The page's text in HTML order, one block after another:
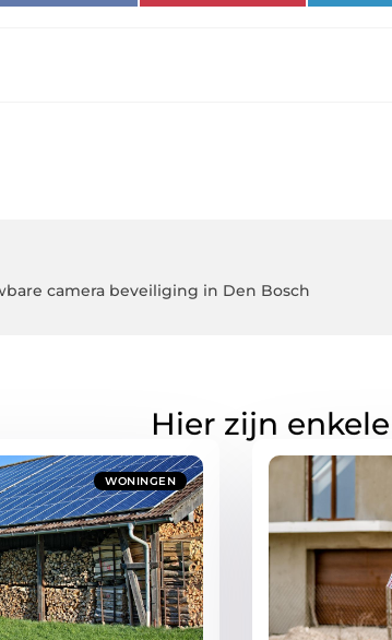
camera beveiliging in Den Bosch
Hier zijn enkele
WONINGEN